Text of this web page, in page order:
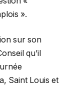
».
sur son
qu’il
Saint Louis et